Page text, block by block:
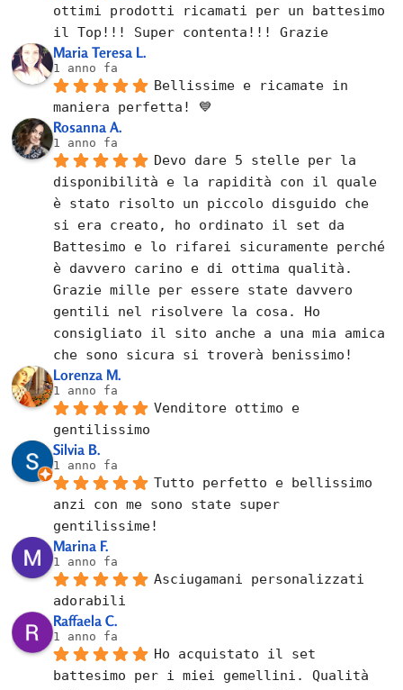
ottimi prodotti ricamati per un battesimo
il Top!!! Super contenta!!! Grazie
Maria Teresa L.
1 anno fa
Bellissime e ricamate in
maniera perfetta! 💙
Rosanna A.
1 anno fa
Devo dare 5 stelle per la
disponibilità e la rapidità con il quale
è stato risolto un piccolo disguido che
si era creato, ho ordinato il set da
Battesimo e lo rifarei sicuramente perché
è davvero carino e di ottima qualità.
Grazie mille per essere state davvero
gentili nel risolvere la cosa. Ho
consigliato il sito anche a una mia amica
che sono sicura si troverà benissimo!
Lorenza M.
1 anno fa
Venditore ottimo e
gentilissimo
Silvia B.
1 anno fa
Tutto perfetto e bellissimo
anzi con me sono state super
gentilissime!
Marina F.
1 anno fa
Asciugamani personalizzati
adorabili
Raffaela C.
1 anno fa
Ho acquistato il set
battesimo per i miei gemellini. Qualità